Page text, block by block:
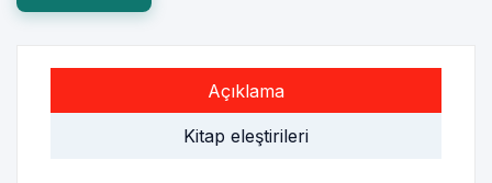
Açıklama
Kitap eleştirileri